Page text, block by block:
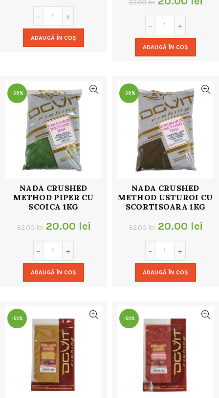
inițial
a
fost:
ADAUGĂ ÎN COȘ
32.00lei
inițial
a
fost:
ADAUGĂ ÎN COȘ
-38%
NADA CRUSHED
METHOD PIPER CU
SCOICA 1KG
32.00lei Prețul
inițial
a
fost:
20.00 lei
ADAUGĂ ÎN COȘ
-38%
NADA CRUSHED
METHOD USTUROI CU
SCORTISOARA 1KG
32.00lei Prețul
inițial
a
fost:
20.00 lei
ADAUGĂ ÎN COȘ
-50% -50%